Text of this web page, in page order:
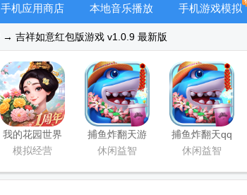
手机应用商店
本地音乐播放
手机游戏模拟
→ 吉祥如意红包版游戏 v1.0.9 最新版
我的花园世界
最新版
模拟经营
捕鱼炸翻天游
戏正版
休闲益智
捕鱼炸翻天qq
登录版
休闲益智